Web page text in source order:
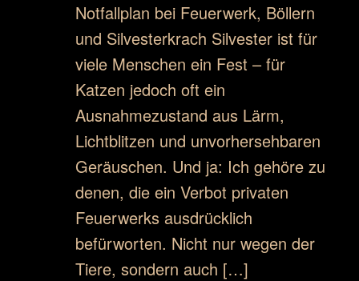
Notfallplan bei Feuerwerk, Böllern
und Silvesterkrach Silvester ist für
viele Menschen ein Fest – für
Katzen jedoch oft ein
Ausnahmezustand aus Lärm,
Lichtblitzen und unvorhersehbaren
Geräuschen. Und ja: Ich gehöre zu
denen, die ein Verbot privaten
Feuerwerks ausdrücklich
befürworten. Nicht nur wegen der
Tiere, sondern auch […]